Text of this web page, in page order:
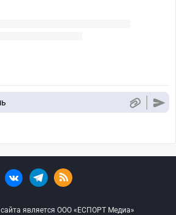
является ООО «ЕСПОРТ Медиа»